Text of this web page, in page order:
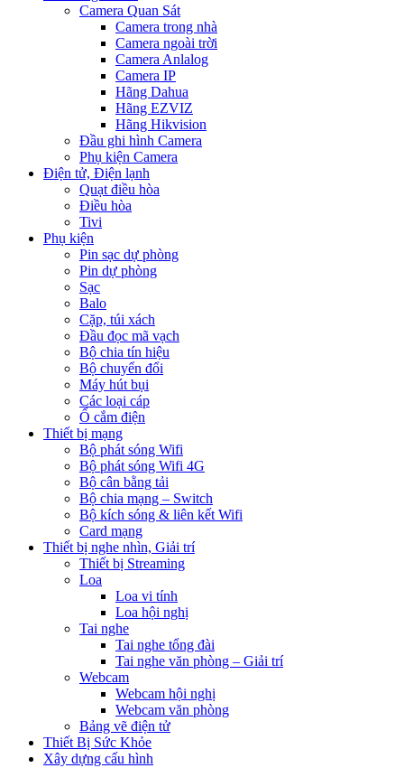
Camera Quan Sát
Camera trong nhà
Camera ngoài trời
Camera Anlalog
Camera IP
Hãng Dahua
Hãng EZVIZ
Hãng Hikvision
Đầu ghi hình Camera
Phụ kiện Camera
Điện tử, Điện lạnh
Quạt điều hòa
Điều hòa
Tivi
Phụ kiện
Pin sạc dự phòng
Pin dự phòng
Sạc
Balo
Cặp, túi xách
Đầu đọc mã vạch
Bộ chia tín hiệu
Bộ chuyển đổi
Máy hút bụi
Các loại cáp
Ổ cắm điện
Thiết bị mạng
Bộ phát sóng Wifi
Bộ phát sóng Wifi 4G
Bộ cân bằng tải
Bộ chia mạng – Switch
Bộ kích sóng & liên kết Wifi
Card mạng
Thiết bị nghe nhìn, Giải trí
Thiết bị Streaming
Loa
Loa vi tính
Loa hội nghị
Tai nghe
Tai nghe tổng đài
Tai nghe văn phòng – Giải trí
Webcam
Webcam hội nghị
Webcam văn phòng
Bảng vẽ điện tử
Thiết Bị Sức Khỏe
Xây dựng cấu hình